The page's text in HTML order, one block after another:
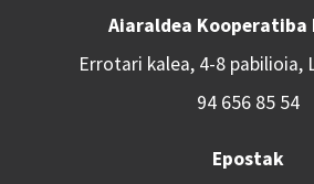
Aiaraldea Kooperatiba
Errotari kalea, 4-8 pabilioia,
94 656 85 54
Epostak